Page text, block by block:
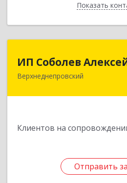
ПоказатьНазад
ИП Соболев
Верхнеднепровский
Клиентов на
Отправить
ИП Соболев
Отправить